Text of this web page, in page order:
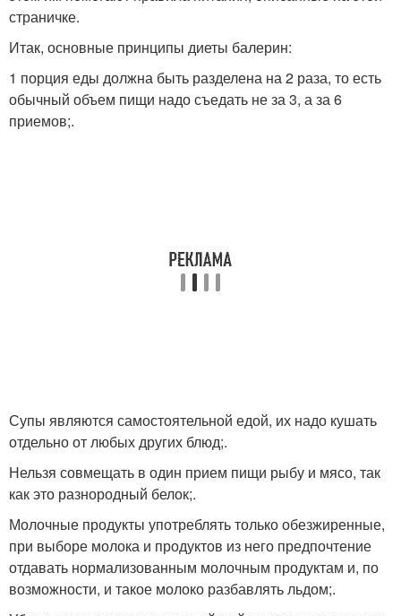
страничке.
Итак, основные принципы диеты балерин:
1 порция еды должна быть разделена на 2 раза, то есть
обычный объем пищи надо съедать не за 3, а за 6
приемов;.
Супы являются самостоятельной едой, их надо кушать
отдельно от любых других блюд;.
Нельзя совмещать в один прием пищи рыбу и мясо, так
как это разнородный белок;.
Молочные продукты употреблять только обезжиренные,
при выборе молока и продуктов из него предпочтение
отдавать нормализованным молочным продуктам и, по
возможности, и такое молоко разбавлять льдом;.